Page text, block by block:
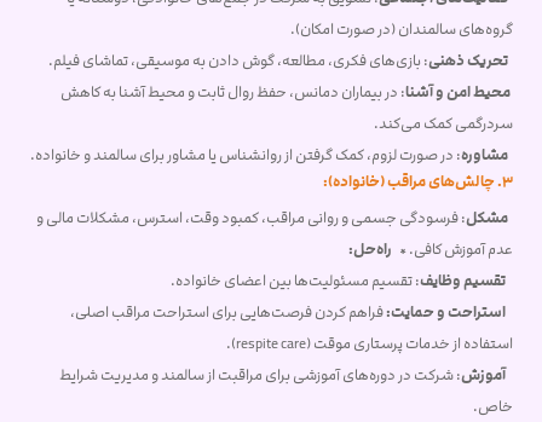
گروه‌های سالمندان (در صورت امکان).
تحریک ذهنی: بازی‌های فکری، مطالعه، گوش دادن به موسیقی، تماشای فیلم.
محیط امن و آشنا: در بیماران دمانس، حفظ روال ثابت و محیط آشنا به کاهش
سردرگمی کمک می‌کند.
مشاوره: در صورت لزوم، کمک گرفتن از روانشناس یا مشاور برای سالمند و خانواده.
3. چالش‌های مراقب (خانواده):
مشکل: فرسودگی جسمی و روانی مراقب، کمبود وقت، استرس، مشکلات مالی و
عدم آموزش کافی. * راه‌حل:
تقسیم وظایف: تقسیم مسئولیت‌ها بین اعضای خانواده.
استراحت و حمایت:فراهم کردن فرصت‌هایی برای استراحت مراقب اصلی،
استفاده از خدمات پرستاری موقت (respite care).
آموزش: شرکت در دوره‌های آموزشی برای مراقبت از سالمند و مدیریت شرایط
خاص.